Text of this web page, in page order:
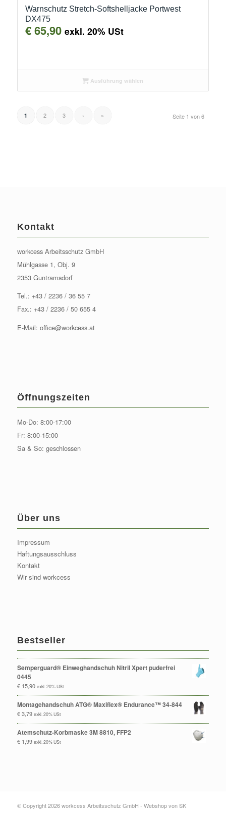
Warnschutz Stretch-Softshelljacke Portwest
DX475
€65,90 exkl. 20% USt
Ausführung wählen
Seite 1 von 6
1 2 3 › »
Kontakt
workcess Arbeitsschutz GmbH
Mühlgasse 1, Obj. 9
2353 Guntramsdorf
Tel.: +43 / 2236 / 36 55 7
Fax.: +43 / 2236 / 50 655 4
E-Mail: office@workcess.at
Öffnungszeiten
Mo-Do: 8:00-17:00
Fr: 8:00-15:00
Sa & So: geschlossen
Über uns
Impressum
Haftungsausschluss
Kontakt
Wir sind workcess
Bestseller
Semperguard® Einweghandschuh Nitril Xpert puderfrei
0445
€15,90 exkl. 20% USt
Montagehandschuh ATG® Maxiflex® Endurance™ 34-844
€3,79 exkl. 20% USt
Atemschutz-Korbmaske 3M 8810, FFP2
€1,99 exkl. 20% USt
© Copyright 2026 workcess Arbeitsschutz GmbH - Webshop von SK